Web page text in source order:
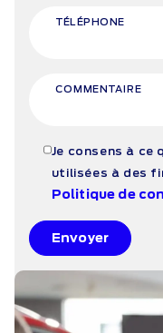
TÉLÉPHONE
COMMENTAIRE
Je consens à ce
utilisées à des
Politique de
Envoyer